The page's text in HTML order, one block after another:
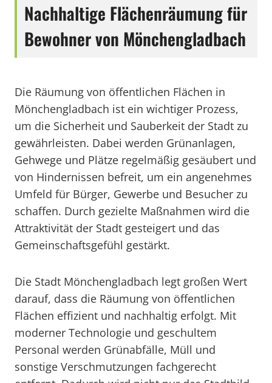
Nachhaltige Flächenräumung für
Bewohner von Mönchengladbach
Die Räumung von öffentlichen Flächen in
Mönchengladbach ist ein wichtiger Prozess,
um die Sicherheit und Sauberkeit der Stadt zu
gewährleisten. Dabei werden Grünanlagen,
Gehwege und Plätze regelmäßig gesäubert und
von Hindernissen befreit, um ein angenehmes
Umfeld für Bürger, Gewerbe und Besucher zu
schaffen. Durch gezielte Maßnahmen wird die
Attraktivität der Stadt gesteigert und das
Gemeinschaftsgefühl gestärkt.
Die Stadt Mönchengladbach legt großen Wert
darauf, dass die Räumung von öffentlichen
Flächen effizient und nachhaltig erfolgt. Mit
moderner Technologie und geschultem
Personal werden Grünabfälle, Müll und
sonstige Verschmutzungen fachgerecht